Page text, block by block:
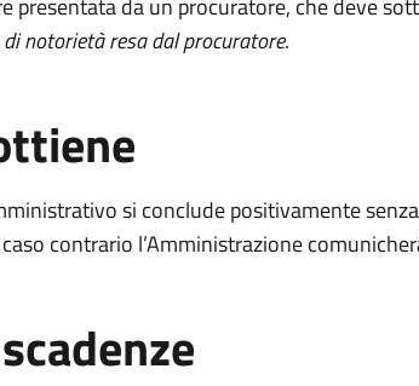
presentata da un procuratore, che deve
notorietà resa dal procuratore.
si conclude positivamente
contrario l’Amministrazione